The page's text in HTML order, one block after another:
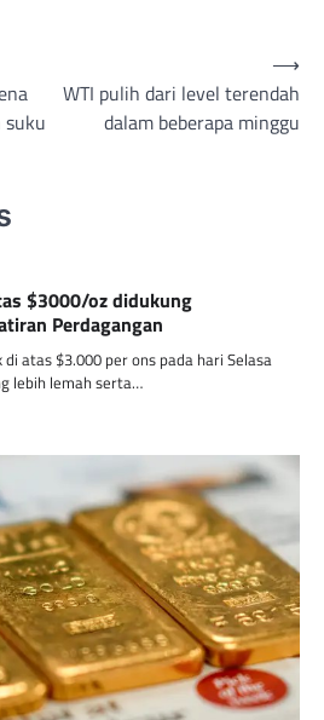
suku
WTI pulih dari level terendah
dalam beberapa minggu
⟶
$3000/oz didukung
Perdagangan
atas $3.000 per ons pada hari Selasa
lebih lemah serta…